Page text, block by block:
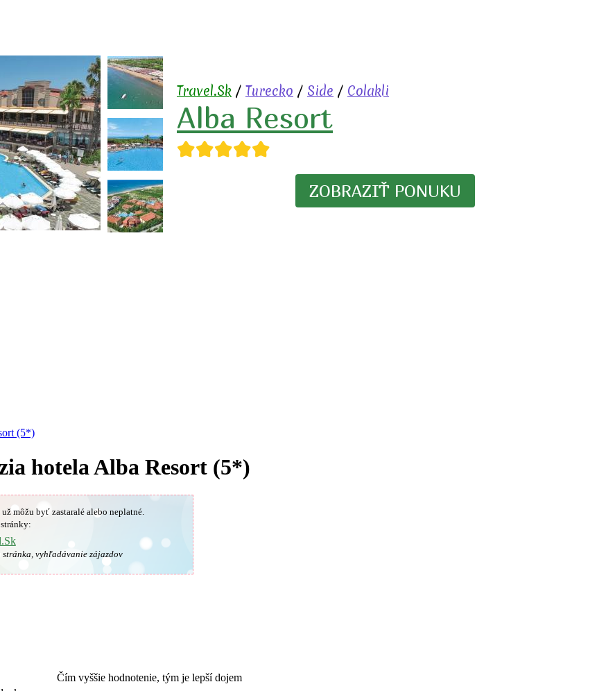
Travel.Sk / Turecko / Side / Colakli
Alba Resort
★★★★★
ZOBRAZIŤ PONUKU
(5*)
hotela Alba Resort (5*)
môžu byť zastaralé alebo neplatné.
stránka, vyhľadávanie zájazdov
Čím vyššie hodnotenie, tým je lepší dojem